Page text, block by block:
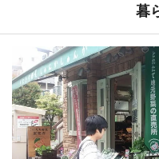
暮